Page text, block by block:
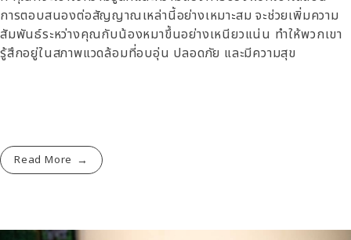
การตอบสนองต่อสัญญาณเหล่านี้อย่างเหมาะสม จะช่วยเพิ่มความ
สัมพันธ์ระหว่างคุณกับน้องหมาขึ้นอย่างเหนียวแน่น ทำให้พวกเขา
รู้สึกอยู่ในสภาพแวดล้อมที่อบอุ่น ปลอดภัย และมีความสุข
Read More